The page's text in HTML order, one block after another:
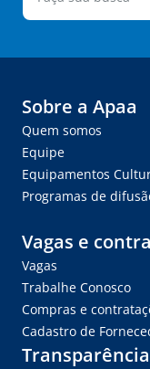
Sobre a Apaa
Quem somos
Equipe
Equipamentos
Programas de
Vagas e
Vagas
Trabalhe Conosco
Compras e
Cadastro de
Transparência